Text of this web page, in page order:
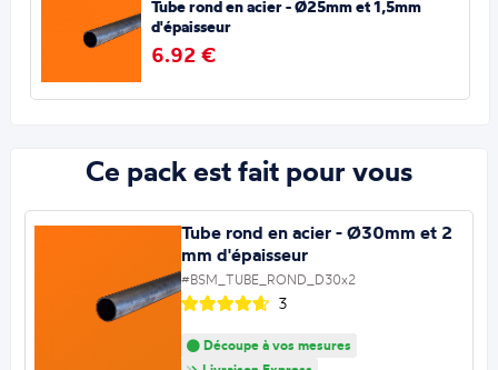
Tube rond en acier - Ø25mm et 1,5mm
d'épaisseur
6.92 €
Ce pack est fait pour vous
Tube rond en acier - Ø30mm et 2
mm d'épaisseur
#BSM_TUBE_ROND_D30x2
3
Découpe à vos mesures